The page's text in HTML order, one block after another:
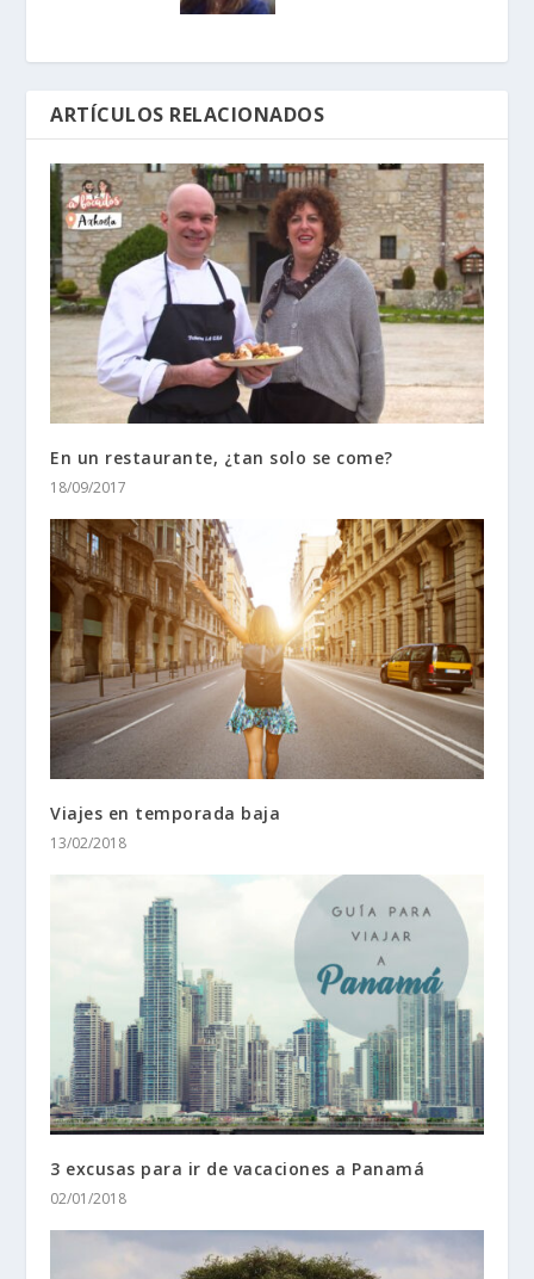
ARTÍCULOS RELACIONADOS
En un restaurante, ¿tan solo se come?
18/09/2017
Viajes en temporada baja
13/02/2018
3 excusas para ir de vacaciones a Panamá
02/01/2018